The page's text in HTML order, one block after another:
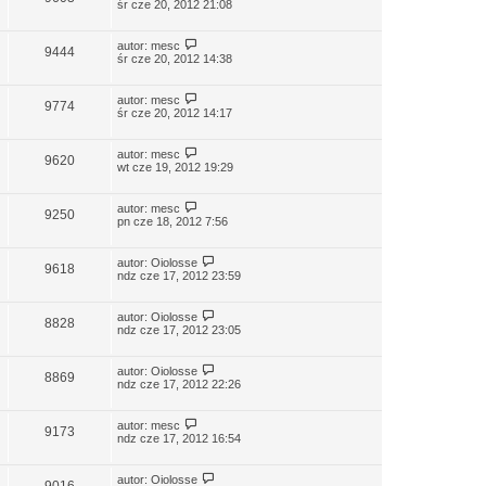
śr cze 20, 2012 21:08
9444 autor: mesc
śr cze 20, 2012 14:38
9774 autor: mesc
śr cze 20, 2012 14:17
9620 autor: mesc
wt cze 19, 2012 19:29
9250 autor: mesc
pn cze 18, 2012 7:56
9618 autor: Oiolosse
ndz cze 17, 2012 23:59
8828 autor: Oiolosse
ndz cze 17, 2012 23:05
8869 autor: Oiolosse
ndz cze 17, 2012 22:26
9173 autor: mesc
ndz cze 17, 2012 16:54
autor: Oiolosse